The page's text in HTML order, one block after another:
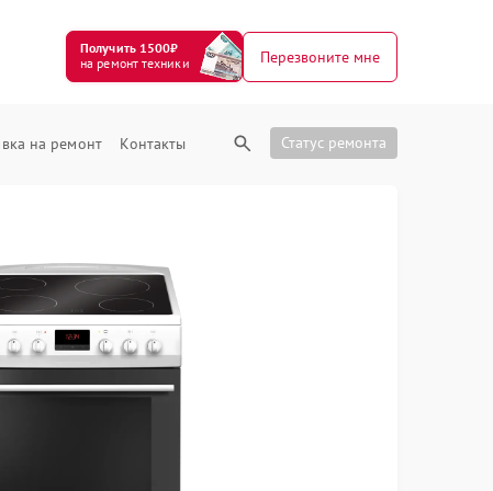
Получить 1500₽
на ремонт техники
Перезвоните мне
на ремонт Контакты Статус ремонта